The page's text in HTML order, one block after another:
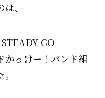
、
GO
かっけー！バンド組